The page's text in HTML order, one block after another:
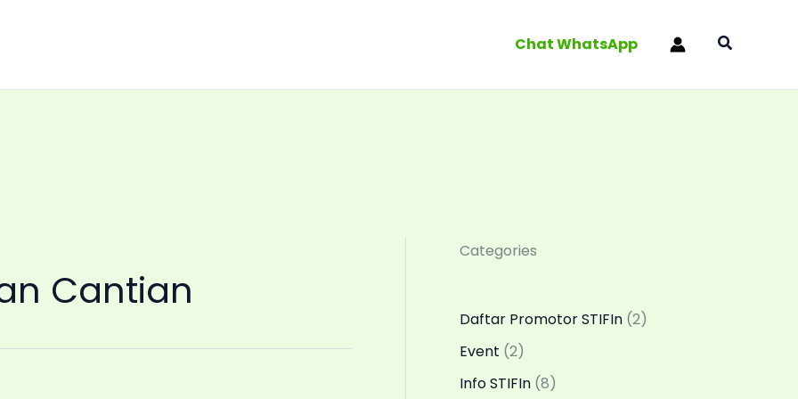
Chat WhatsApp Search
Cantian
Categories
Daftar Promotor STIFIn (2)
Event (2)
Info STIFIn (8)